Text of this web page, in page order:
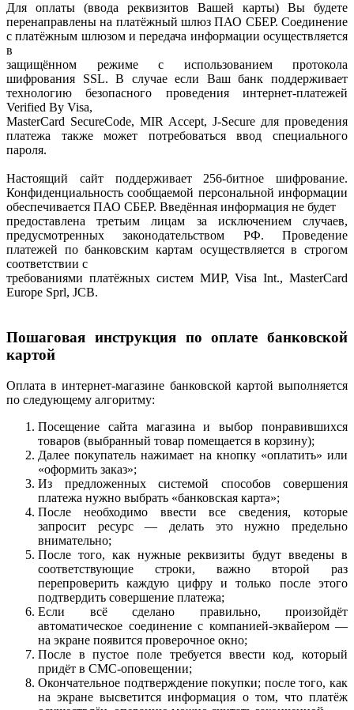
Для оплаты (ввода реквизитов Вашей карты) Вы будете
перенаправлены на платёжный шлюз ПАО СБЕР. Соединение
с платёжным шлюзом и передача информации осуществляется
в
защищённом режиме с использованием протокола
шифрования SSL. В случае если Ваш банк поддерживает
технологию безопасного проведения интернет-платежей
Verified By Visa,
MasterCard SecureCode, MIR Accept, J-Secure для проведения
платежа также может потребоваться ввод специального
пароля.
Настоящий сайт поддерживает 256-битное шифрование.
Конфиденциальность сообщаемой персональной информации
обеспечивается ПАО СБЕР. Введённая информация не будет
предоставлена третьим лицам за исключением случаев,
предусмотренных законодательством РФ. Проведение
платежей по банковским картам осуществляется в строгом
соответствии с
требованиями платёжных систем МИР, Visa Int., MasterCard
Europe Sprl, JCB.
Пошаговая инструкция по оплате банковской
картой
Оплата в интернет-магазине банковской картой выполняется
по следующему алгоритму:
Посещение сайта магазина и выбор понравившихся
товаров (выбранный товар помещается в корзину);
Далее покупатель нажимает на кнопку «оплатить» или
«оформить заказ»;
Из предложенных системой способов совершения
платежа нужно выбрать «банковская карта»;
После необходимо ввести все сведения, которые
запросит ресурс — делать это нужно предельно
внимательно;
После того, как нужные реквизиты будут введены в
соответствующие строки, важно второй раз
перепроверить каждую цифру и только после этого
подтвердить совершение платежа;
Если всё сделано правильно, произойдёт
автоматическое соединение с компанией-эквайером —
на экране появится проверочное окно;
После в пустое поле требуется ввести код, который
придёт в СМС-оповещении;
Окончательное подтверждение покупки; после того, как
на экране высветится информация о том, что платёж